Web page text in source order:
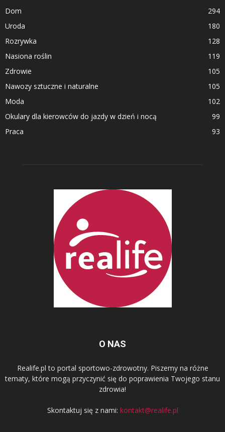
Dom
294
Uroda
180
Rozrywka
128
Nasiona roślin
119
Zdrowie
105
Nawozy sztuczne i naturalne
105
Moda
102
Okulary dla kierowców do jazdy w dzień i nocą
99
Praca
93
O NAS
Realife.pl to portal sportowo-zdrowotny. Piszemy na różne
tematy, które mogą przyczynić się do poprawienia Twojego stanu
zdrowia!
Skontaktuj się z nami: kontakt@realife.pl